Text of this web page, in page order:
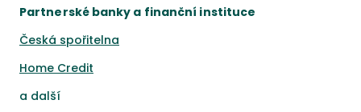
Partnerské banky a finanční instituce
Česká spořitelna
Home Credit
a další